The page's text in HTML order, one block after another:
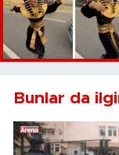
Bunlar da